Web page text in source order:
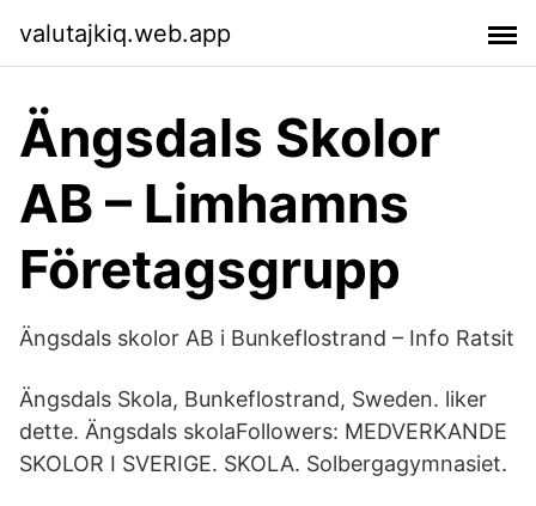
valutajkiq.web.app
Ängsdals Skolor
AB – Limhamns
Företagsgrupp
Ängsdals skolor AB i Bunkeflostrand – Info Ratsit
Ängsdals Skola, Bunkeflostrand, Sweden. liker
dette. Ängsdals skolaFollowers: MEDVERKANDE
SKOLOR I SVERIGE. SKOLA. Solbergagymnasiet.